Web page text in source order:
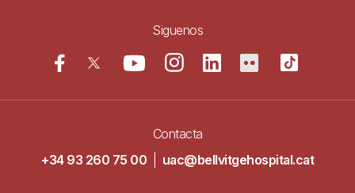
Siguenos
Contacta
+34 93 260 75 00
uac@bellvitgehospital.cat